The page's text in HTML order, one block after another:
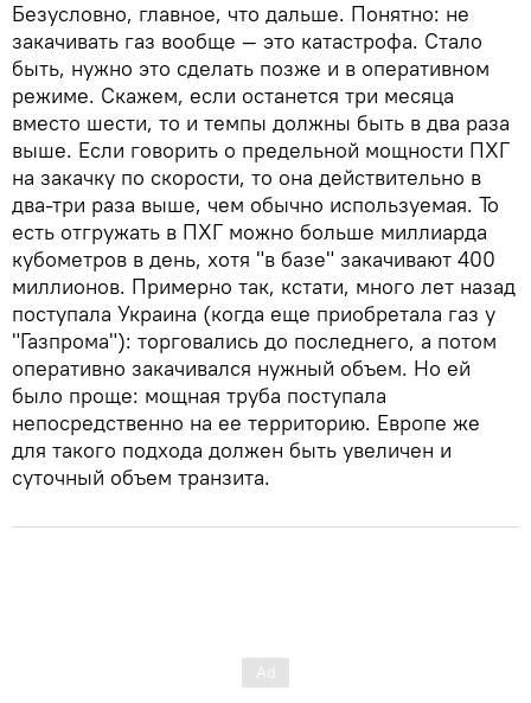
Безусловно, главное, что дальше. Понятно: не
закачивать газ вообще — это катастрофа. Стало
быть, нужно это сделать позже и в оперативном
режиме. Скажем, если останется три месяца
вместо шести, то и темпы должны быть в два раза
выше. Если говорить о предельной мощности ПХГ
на закачку по скорости, то она действительно в
два-три раза выше, чем обычно используемая. То
есть отгружать в ПХГ можно больше миллиарда
кубометров в день, хотя "в базе" закачивают 400
миллионов. Примерно так, кстати, много лет назад
поступала Украина (когда еще приобретала газ у
"Газпрома"): торговались до последнего, а потом
оперативно закачивался нужный объем. Но ей
было проще: мощная труба поступала
непосредственно на ее территорию. Европе же
для такого подхода должен быть увеличен и
суточный объем транзита.